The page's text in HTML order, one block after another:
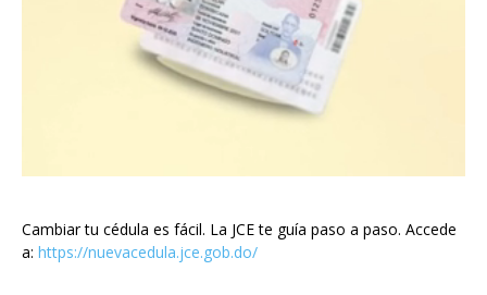
Cambiar tu cédula es fácil. La JCE te guía paso a paso. Accede
a: https://nuevacedula.jce.gob.do/